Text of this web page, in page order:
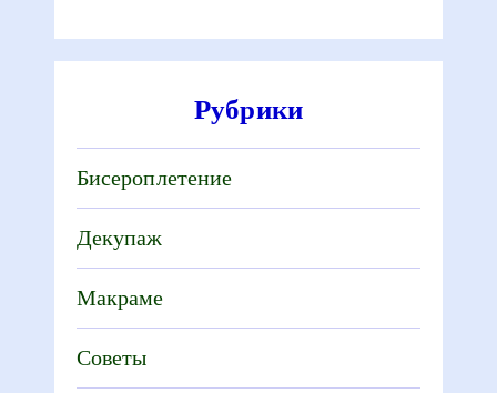
Рубрики
Бисероплетение
Декупаж
Макраме
Советы